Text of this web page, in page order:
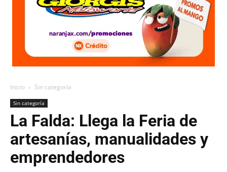
Inicio Sin categoría
Sin categoría
La Falda: Llega la Feria de
artesanías, manualidades y
emprendedores